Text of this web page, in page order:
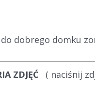
do dobrego domku
ZDJĘĆ ( naciśnij